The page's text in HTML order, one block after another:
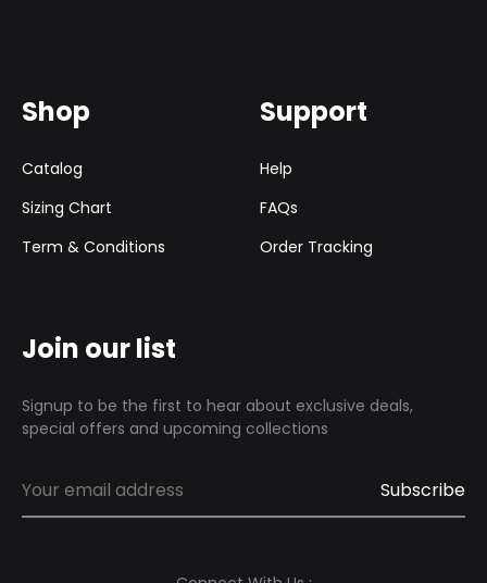
Shop
Catalog
Sizing Chart
Term & Conditions
Support
Help
FAQs
Order Tracking
Join our list
Signup to be the first to hear about exclusive deals,
special offers and upcoming collections